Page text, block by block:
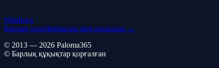
Windows
Барлық платформалар мен нұсқалар →
© 2013 — 2026 Paloma365
© Барлық құқықтар қорғалған